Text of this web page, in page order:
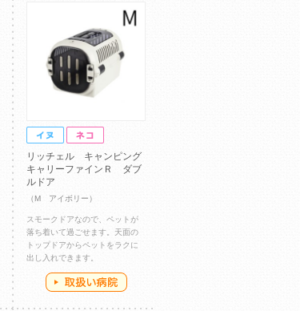
リッチェル キャンピング
キャリーファインＲ ダブ
ルドア
（M アイボリー）
スモークドアなので、ペットが
落ち着いて過ごせます。天面の
トップドアからペットをラクに
出し入れできます。